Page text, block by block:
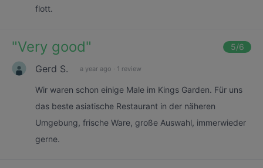
flott.
"Very good" 5/6
Gerd S. a year ago · 1 review
Wir waren schon einige Male im Kings Garden. Für uns
das beste asiatische Restaurant in der näheren
Umgebung, frische Ware, große Auswahl, immerwieder
gerne.